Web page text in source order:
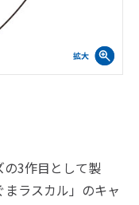
3作目として製
ラスカル」のキャ